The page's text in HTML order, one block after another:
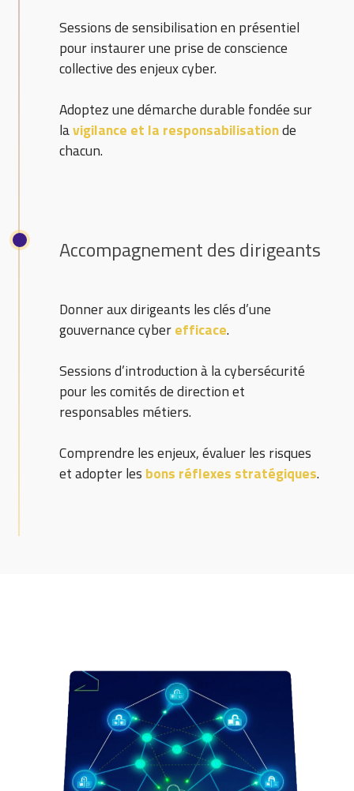
Sessions de sensibilisation en présentiel
pour instaurer une prise de conscience
collective des enjeux cyber.
Adoptez une démarche durable fondée sur
lavigilance et la responsabilisationde
chacun.
Accompagnement des dirigeants
Donner aux dirigeants les clés d’une
gouvernance cyberefficace.
Sessions d’introduction à la cybersécurité
pour les comités de direction et
responsables métiers.
Comprendre les enjeux, évaluer les risques
et adopter les bons réflexes stratégiques.